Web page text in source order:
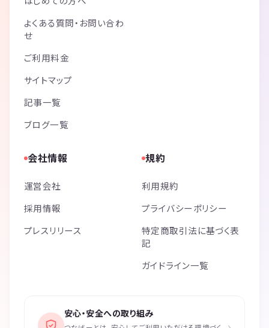
よくある質問・お問い合わ
せ
ご利用料金
サイトマップ
記事一覧
ブログ一覧
会社情報
運営会社
採用情報
プレスリリース
規約
利用規約
プライバシーポリシー
特定商取引法に基づく表
記
ガイドライン一覧
安心・安全への取り組み